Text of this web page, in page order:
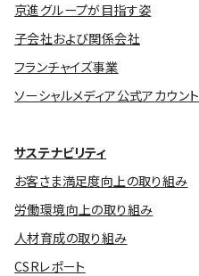
京進グループが目指す姿
子会社および関係会社
フランチャイズ事業
ソーシャルメディア公式アカウント
サステナビリティ
お客さま満足度向上の取り組み
労働環境向上の取り組み
人材育成の取り組み
CSRレポート